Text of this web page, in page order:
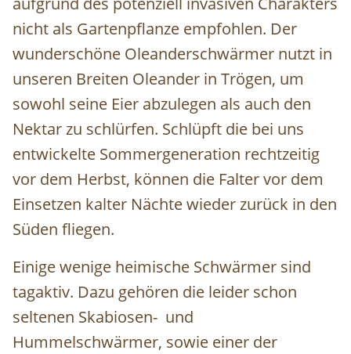
nicht als Gartenpflanze empfohlen. Der
wunderschöne Oleanderschwärmer nutzt in
unseren Breiten Oleander in Trögen, um
sowohl seine Eier abzulegen als auch den
Nektar zu schlürfen. Schlüpft die bei uns
entwickelte Sommergeneration rechtzeitig
vor dem Herbst, können die Falter vor dem
Einsetzen kalter Nächte wieder zurück in den
Süden fliegen.
Einige wenige heimische Schwärmer sind
tagaktiv. Dazu gehören die leider schon
seltenen Skabiosen- und
Hummelschwärmer, sowie einer der